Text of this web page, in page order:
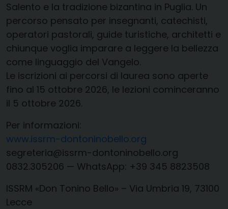
Salento e la tradizione bizantina in Puglia. Un
percorso pensato per insegnanti, catechisti,
operatori pastorali, guide turistiche, architetti e
chiunque voglia imparare a leggere la bellezza
come linguaggio del Vangelo.
Le iscrizioni ai percorsi di laurea sono aperte
fino al 15 ottobre 2026, le lezioni cominceranno
il 5 ottobre 2026.
Per informazioni:
www.issrm-dontoninobello.org
segreteria@issrm-dontoninobello.org
0832.305206 — WhatsApp: +39 345 8823508
ISSRM «Don Tonino Bello» – Via Umbria 19, 73100
Lecce